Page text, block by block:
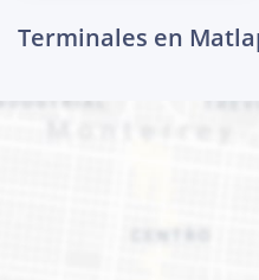
Terminales en